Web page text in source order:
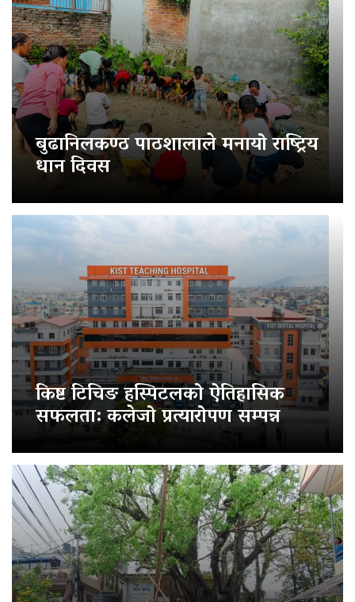
बुढानिलकण्ठ पाठशालाले मनायो राष्ट्रिय
धान दिवस
किष्ट टिचिङ हस्पिटलको ऐतिहासिक
सफलता: कलेजो प्रत्यारोपण सम्पन्न